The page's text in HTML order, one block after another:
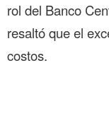
rol del Banco
resaltó que el
costos.